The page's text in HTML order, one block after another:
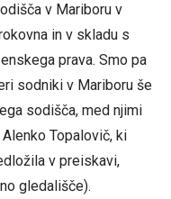
v Mariboru v
in v skladu s
prava. Smo pa
sodniki v Mariboru še
sodišča, med njimi
Topalovič, ki
v preiskavi,
gledališče).